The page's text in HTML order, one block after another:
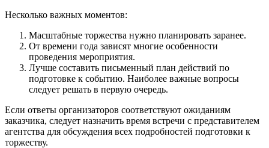
Несколько важных моментов:
Масштабные торжества нужно планировать заранее.
От времени года зависят многие особенности
проведения мероприятия.
Лучше составить письменный план действий по
подготовке к событию. Наиболее важные вопросы
следует решать в первую очередь.
Если ответы организаторов соответствуют ожиданиям
заказчика, следует назначить время встречи с представителем
агентства для обсуждения всех подробностей подготовки к
торжеству.